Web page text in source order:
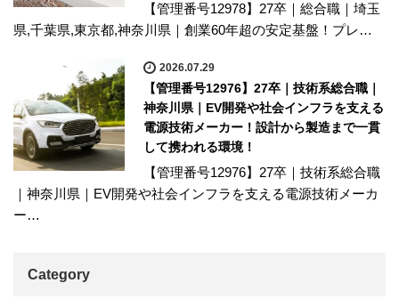
【管理番号12978】27卒｜総合職｜埼玉
県,千葉県,東京都,神奈川県｜創業60年超の安定基盤！プレ…
2026.07.29
【管理番号12976】27卒｜技術系総合職｜
神奈川県｜EV開発や社会インフラを支える
電源技術メーカー！設計から製造まで一貫
して携われる環境！
【管理番号12976】27卒｜技術系総合職
｜神奈川県｜EV開発や社会インフラを支える電源技術メーカ
ー…
Category